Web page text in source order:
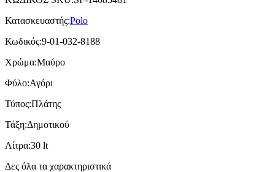
Κατασκευαστής:Polo
Κωδικός:9-01-032-8188
Χρώμα:Μαύρο
Φύλο:Αγόρι
Τύπος:Πλάτης
Τάξη:Δημοτικού
Λίτρα:30 lt
Δες όλα τα χαρακτηριστικά